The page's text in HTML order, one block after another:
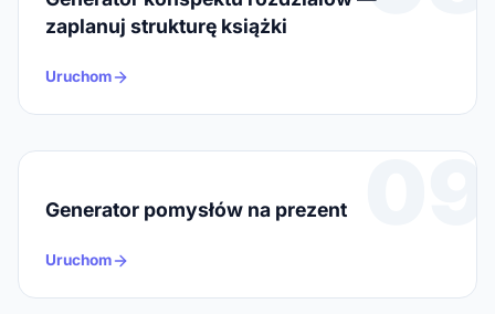
zaplanuj strukturę książki
Uruchom
09
Generator pomysłów na prezent
Uruchom